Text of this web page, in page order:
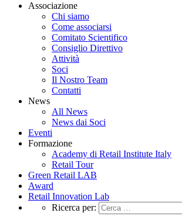
Associazione
Chi siamo
Come associarsi
Comitato Scientifico
Consiglio Direttivo
Attività
Soci
Il Nostro Team
Contatti
News
All News
News dai Soci
Eventi
Formazione
Academy di Retail Institute Italy
Retail Tour
Green Retail LAB
Award
Retail Innovation Lab
Ricerca per: